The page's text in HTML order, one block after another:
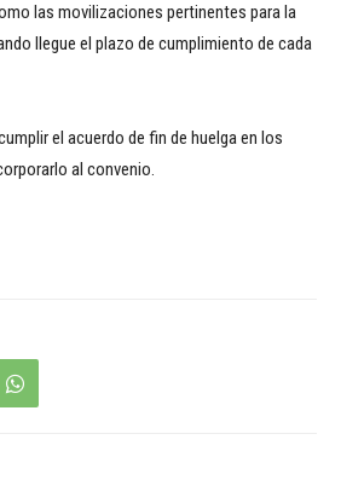
las movilizaciones pertinentes para la
llegue el plazo de cumplimiento de cada
el acuerdo de fin de huelga en los
al convenio.